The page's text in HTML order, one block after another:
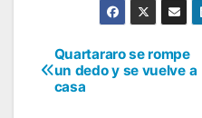
Navegación
de
Quartararo se rompe
un dedo y se vuelve a
casa